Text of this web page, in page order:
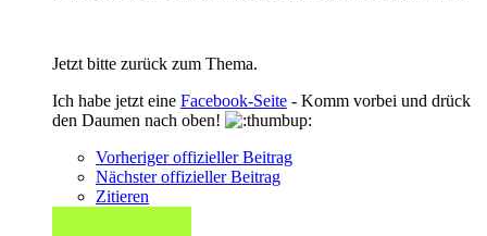
Jetzt bitte zurück zum Thema.
Ich habe jetzt eine Facebook-Seite - Komm vorbei und drück
den Daumen nach oben!
Vorheriger offizieller Beitrag
Nächster offizieller Beitrag
Zitieren